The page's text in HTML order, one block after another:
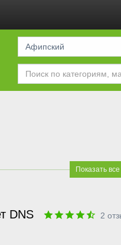
Афипский
Показать все
DNS 2